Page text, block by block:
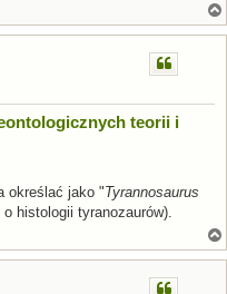
teorii i
określać jako "Tyrannosaurus
o histologii tyranozaurów).